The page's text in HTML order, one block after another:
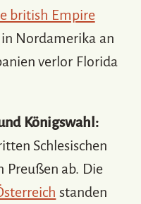
british Empire
Nordamerika an
verlor Florida
Königswahl:
Schlesischen
Preußen ab. Die
standen